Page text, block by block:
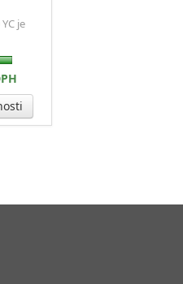
je